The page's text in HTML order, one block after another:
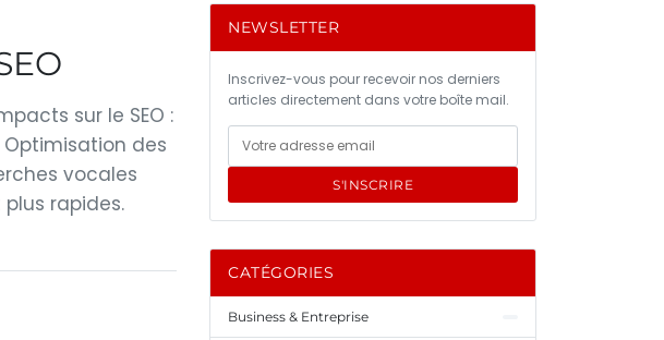
sur le SEO :
des
vocales
rapides.
NEWSLETTER
Inscrivez-vous pour recevoir nos derniers
articles directement dans votre boîte mail.
S'INSCRIRE
CATÉGORIES
Business & Entreprise